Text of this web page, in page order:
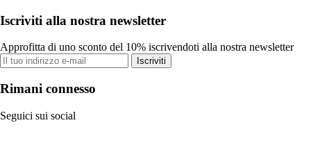
Iscriviti alla nostra newsletter
Approfitta di uno sconto del 10% iscrivendoti alla nostra newsletter
Iscriviti
Rimani connesso
Seguici sui social